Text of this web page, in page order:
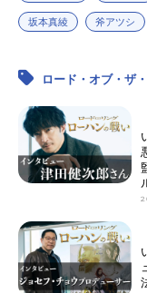
坂本真綾 斧アツシ
ロード・オブ・ザ